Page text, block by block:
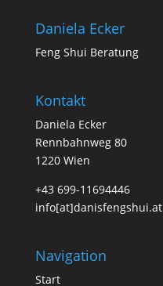
Daniela Ecker
Feng Shui Beratung
Kontakt
Daniela Ecker
Rennbahnweg 80
1220 Wien
+43 699-11694446
info[at]danisfengshui.at
Navigation
Start